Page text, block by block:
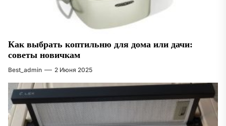
Как выбрать коптильню для дома или дачи:
советы новичкам
Best_admin 2 Июня 2025